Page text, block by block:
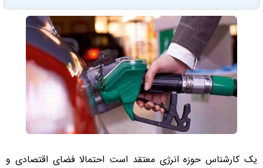
یک کارشناس حوزه انرژی معتقد است احتمالا فضای اقتصادی و